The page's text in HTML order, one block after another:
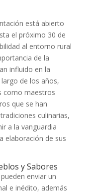
está abierto
el próximo 30 de
al entorno rural
de la
influido en la
de los años,
como maestros
que se han
culinarias,
a la vanguardia
elaboración de sus
y Sabores
enviar un
e inédito, además